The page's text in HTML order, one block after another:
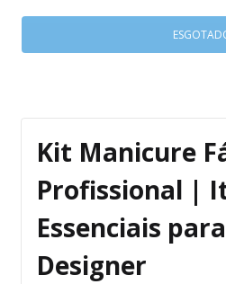
Kit Manicure
Profissional |
Essenciais
Designer